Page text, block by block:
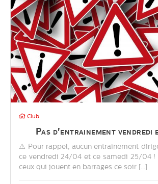
Club
Pas d'entrainement vendredi
⚠️ Pour rappel, aucun entrainement
ce vendredi 24/04 et ce samedi 25/04 !
ceux qui jouent en barrages ce soir [...]